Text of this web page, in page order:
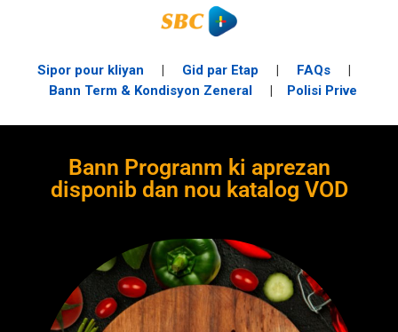
Sipor pour kliyan | Gid par Etap | FAQs|
Bann Term & Kondisyon Zeneral| Polisi Prive
Bann Progranm ki aprezan
disponib dan nou katalog VOD